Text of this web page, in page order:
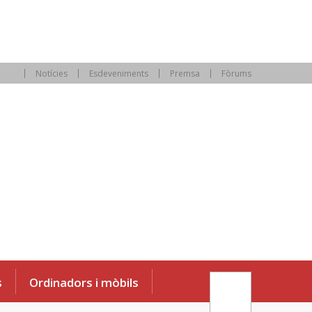
Notícies Esdeveniments Premsa Fòrums
Ordinadors i mòbils